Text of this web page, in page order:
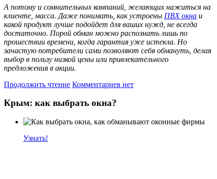
А потому и сомнительных компаний, желающих нажиться на
клиенте, масса. Даже понимать, как устроены ПВХ окна и
какой продукт лучше подойдет для ваших нужд, не всегда
достаточно. Порой обман можно распознать лишь по
прошествии времени, когда гарантия уже истекла. Но
зачастую потребители сами позволяют себя обмануть, делая
выбор в пользу низкой цены или привлекательного
предложения в акции.
Продолжить чтение Комментариев нет
Крым: как выбрать окна?
Узнать!